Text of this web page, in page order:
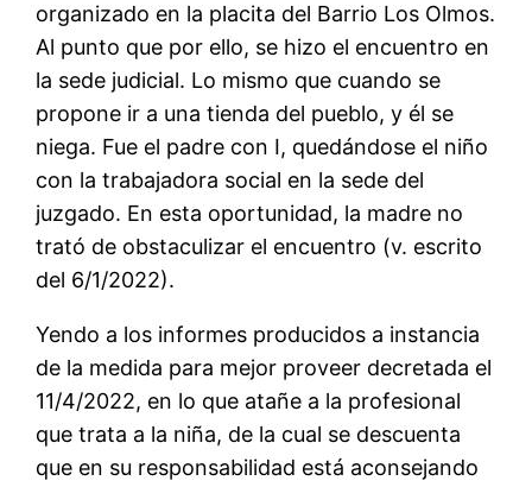
organizado en la placita del Barrio Los Olmos.
Al punto que por ello, se hizo el encuentro en
la sede judicial. Lo mismo que cuando se
propone ir a una tienda del pueblo, y él se
niega. Fue el padre con I, quedándose el niño
con la trabajadora social en la sede del
juzgado. En esta oportunidad, la madre no
trató de obstaculizar el encuentro (v. escrito
del 6/1/2022).
Yendo a los informes producidos a instancia
de la medida para mejor proveer decretada el
11/4/2022, en lo que atañe a la profesional
que trata a la niña, de la cual se descuenta
que en su responsabilidad está aconsejando